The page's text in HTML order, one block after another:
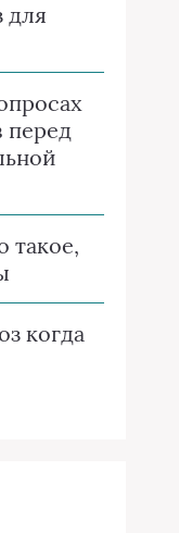
для
перед
такое,
когда